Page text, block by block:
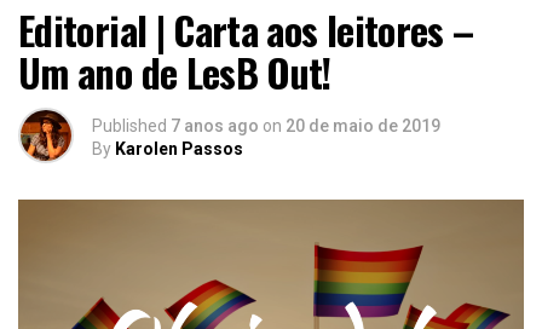
Editorial | Carta aos leitores –
Um ano de LesB Out!
Published 7 anos ago on 20 de maio de 2019
By Karolen Passos